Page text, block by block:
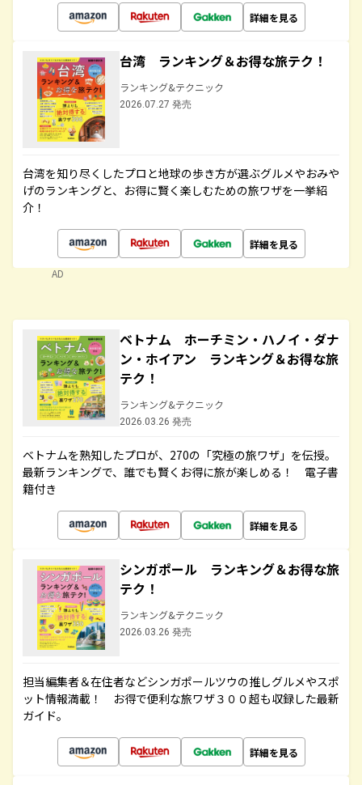
詳細を見る
台湾 ランキング＆お得な旅テク！
ランキング&テクニック
2026.07.27 発売
台湾を知り尽くしたプロと地球の歩き方が選ぶグルメやおみや
げのランキングと、お得に賢く楽しむための旅ワザを一挙紹
介！
詳細を見る
AD
ベトナム ホーチミン・ハノイ・ダナ
ン・ホイアン ランキング＆お得な旅
テク！
ランキング&テクニック
2026.03.26 発売
ベトナムを熟知したプロが、270の「究極の旅ワザ」を伝授。
最新ランキングで、誰でも賢くお得に旅が楽しめる！ 電子書
籍付き
詳細を見る
シンガポール ランキング＆お得な旅
テク！
ランキング&テクニック
2026.03.26 発売
担当編集者＆在住者などシンガポールツウの推しグルメやスポ
ット情報満載！ お得で便利な旅ワザ３００超も収録した最新
ガイド。
詳細を見る